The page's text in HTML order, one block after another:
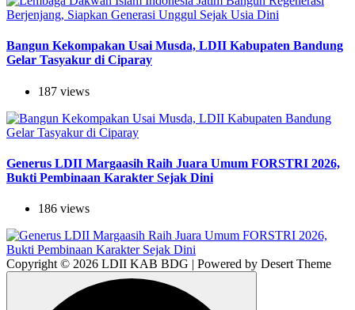
Bangun Kekompakan Usai Musda, LDII Kabupaten Bandung
Gelar Tasyakur di Ciparay
187 views
Generus LDII Margaasih Raih Juara Umum FORSTRI 2026,
Bukti Pembinaan Karakter Sejak Dini
186 views
Copyright © 2026 LDII KAB BDG | Powered by Desert Theme